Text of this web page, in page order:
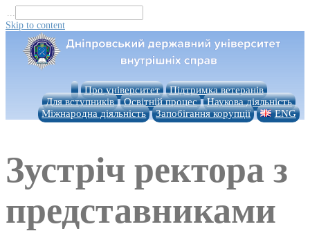
...
Skip to content
Про університет
Підтримка ветеранів
Для вступників
Освітній процес
Наукова діяльність
Міжнародна діяльність
Запобігання корупції ENG
Зустріч ректора з
представниками